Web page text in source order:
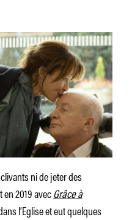
ni de jeter des
2019 avecGrâce à
l’Eglise et eut quelques